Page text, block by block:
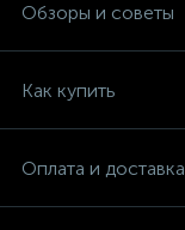
Обзоры и советы
Как купить
Оплата и доставка